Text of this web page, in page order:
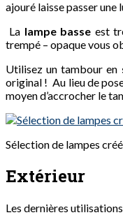
ajouré laisse passer
La lampe basse est
trempé – opaque vous
Utilisez un tambour en
original ! Au lieu de
moyen d’accrocher le
Sélection de lampes
Extérieur
Les dernières